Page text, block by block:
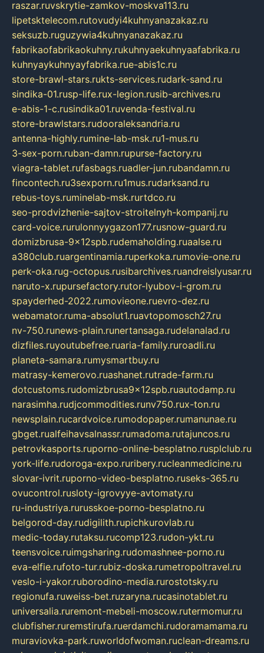
raszar.ruvskrytie-zamkov-moskva113.ru
lipetsktelecom.rutovudyi4kuhnyanazakaz.ru
seksuzb.ruguzywia4kuhnyanazakaz.ru
fabrikaofabrikaokuhny.rukuhnyaekuhnyaafabrika.ru
kuhnyaykuhnyayfabrika.rue-abis1c.ru
store-brawl-stars.rukts-services.rudark-sand.ru
sindika-01.rusp-life.rux-legion.rusib-archives.ru
e-abis-1-c.rusindika01.ruvenda-festival.ru
store-brawlstars.rudooraleksandria.ru
antenna-highly.rumine-lab-msk.ru1-mus.ru
3-sex-porn.ruban-damn.rupurse-factory.ru
viagra-tablet.rufasbags.ruadler-jun.rubandamn.ru
fincontech.ru3sexporn.ru1mus.rudarksand.ru
rebus-toys.ruminelab-msk.rurtdco.ru
seo-prodvizhenie-sajtov-stroitelnyh-kompanij.ru
card-voice.rurulonnyygazon177.rusnow-guard.ru
domizbrusa-9x12spb.rudemaholding.ruaalse.ru
a380club.ruargentinamia.ruperkoka.rumovie-one.ru
perk-oka.rug-octopus.rusibarchives.ruandreislyusar.ru
naruto-x.rupursefactory.rutor-lyubov-i-grom.ru
spayderhed-2022.rumovieone.ruevro-dez.ru
webamator.ruma-absolut1.ruavtopomosch27.ru
nv-750.runews-plain.runertansaga.rudelanalad.ru
dizfiles.ruyoutubefree.ruaria-family.ruroadli.ru
planeta-samara.rumysmartbuy.ru
matrasy-kemerovo.ruashanet.rutrade-farm.ru
dotcustoms.rudomizbrusa9x12spb.ruautodamp.ru
narasimha.rudjcommodities.runv750.rux-ton.ru
newsplain.rucardvoice.rumodopaper.rumanunae.ru
gbget.rualfeihavsalnassr.rumadoma.rutajuncos.ru
petrovkasports.ruporno-online-besplatno.rusplclub.ru
york-life.rudoroga-expo.ruribery.rucleanmedicine.ru
slovar-ivrit.ruporno-video-besplatno.ruseks-365.ru
ovucontrol.rusloty-igrovyye-avtomaty.ru
ru-industriya.rurusskoe-porno-besplatno.ru
belgorod-day.rudigilith.rupichkurovlab.ru
medic-today.rutaksu.rucomp123.rudon-ykt.ru
teensvoice.ruimgsharing.rudomashnee-porno.ru
eva-elfie.rufoto-tur.rubiz-doska.rumetropoltravel.ru
veslo-i-yakor.ruborodino-media.rurostotsky.ru
regionufa.ruweiss-bet.ruzaryna.rucasinotablet.ru
universalia.ruremont-mebeli-moscow.rutermomur.ru
clubfisher.ruremstirufa.ruerdamchi.rudoramamama.ru
muraviovka-park.ruworldofwoman.ruclean-dreams.ru